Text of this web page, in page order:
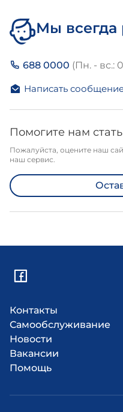
Мы всегда
688 0000 (Пн. - вс.:
Написать
Помогите нам
Пожалуйста, оцените наш
наш сервис.
Контакты
Самообслуживание
Новости
Вакансии
Помощь